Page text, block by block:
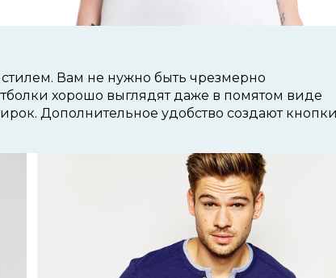
стилем. Вам не нужно быть чрезмерно
хорошо выглядят даже в помятом виде
Дополнительное удобство создают кнопки